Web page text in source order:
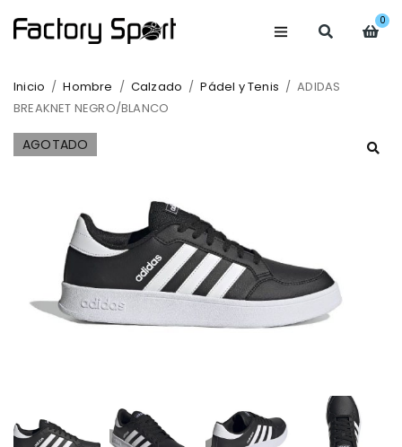
0
Inicio / Hombre / Calzado / Pádel y Tenis / ADIDAS
BREAKNET NEGRO/BLANCO
AGOTADO